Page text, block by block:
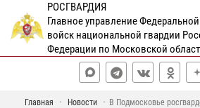
РОСГВАРДИЯ
Главное управление
войск национальной гвардии
Федерации по Московской
Главная Новости
В Подмосковье